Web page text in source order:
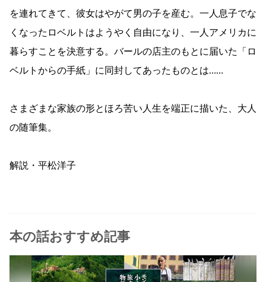
を連れてきて、彼女はやがて男の子を産む。一人息子でな
くなったロベルトはようやく自由になり、一人アメリカに
暮らすことを決意する。バールの店主のもとに届いた「ロ
ベルトからの手紙」に同封してあったものとは……
さまざまな家族の形とほろ苦い人生を端正に描いた、大人
の随筆集。
解説・平松洋子
本の話おすすめ記事